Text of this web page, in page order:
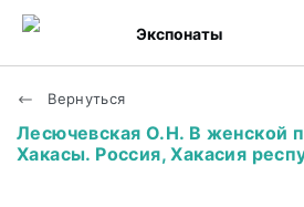
Экспонаты
Вернуться
Лесючевская О.Н. В женской
Хакасы. Россия, Хакасия